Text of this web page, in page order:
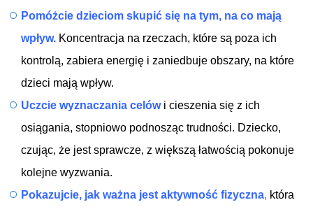
Pomóżcie dzieciom skupić się na tym, na co mają
wpływ. Koncentracja na rzeczach, które są poza ich
kontrolą, zabiera energię i zaniedbuje obszary, na które
dzieci mają wpływ.
Uczcie wyznaczania celówi cieszenia się z ich
osiągania, stopniowo podnosząc trudności. Dziecko,
czując, że jest sprawcze, z większą łatwością pokonuje
kolejne wyzwania.
Pokazujcie, jak ważna jest aktywność fizyczna, która